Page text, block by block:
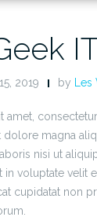
2019 by
amet,
magna
nisi ut
voluptate velit
cupidatat non